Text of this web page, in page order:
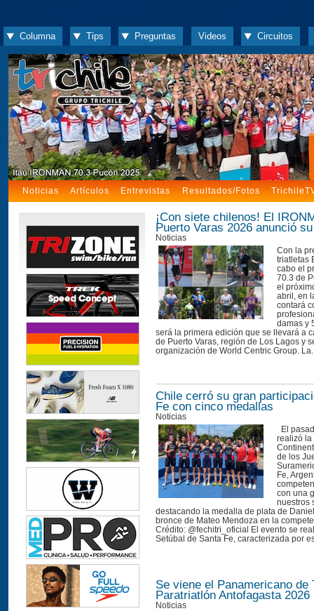
Columna Tips Preguntas Videos Circuitos
Noticias Artículos Entrevistas Resultados/Fotos
¡Con siete chilenos! El
Puerto Varas 2026 anunció
Noticias
Con la
triatletas
cabo el
70.3 de
el
abril, en
contará
damas y
será la primera edición que se llevará a
de Puerto Varas, región de Los Lagos y
organización de World Centric Group.
Chile cerró su gran
Fe con cinco medallas
Noticias
El
realizó la
de los
Fe,
con una
nuestros
destacando la medalla de plata de
bronce de Mateo Mendoza en la
Crédito: @fechitri_oficial El evento se
Setúbal de Santa Fe, caracterizada por
Se viene el Panamericano de
Paratriatlón Antofagasta 2026
Noticias